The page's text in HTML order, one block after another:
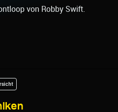
von Robby Swift.